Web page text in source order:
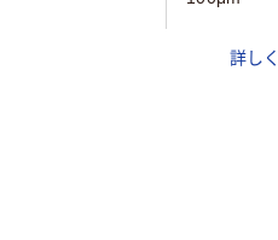
グロス詳し